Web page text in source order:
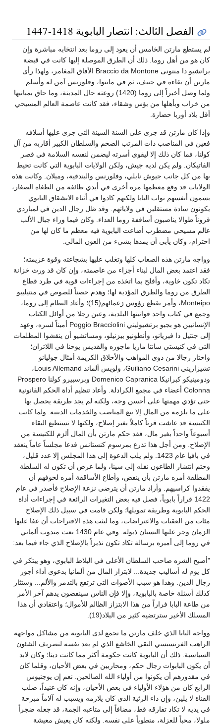
الفصل الثالث: انتصار البابوية 1418-1447
لم يستطع مارتن الخامس أن يعود إلى روما بعد انتخابه مباشرة وإن
كان هو من أهل روما. ذلك أن الطرق الموصلة إليها كانت في قبضة
براتشيو دا منتونى Braccio da Montone الأفاق المغامر، ولهذا رأى
مارتن أن بقاءه في جنيف، ثم في مانتوا، وفلورنس آمن له وأسلم.
ولما وصل أخيراً إلى روما (1420) روعته حال المدينة، وما حاق بمبانيها
من خراب وبأهلها من بؤس وشقاء، فقد كانت عاصمة العالم المسيحي
أقل بلاد أوربا حضارة.
وإذا كان مارتن قد جرى على السنة السيئة التي جرى عليها أسلافه
فعين في المناصب ذات المرتب الضخم والسلطان الكبير أقاربه من آل
كولنا، فما كان ذلك إلا ليقوى أسرته ليضمن لنفسه السلامة في قصر
الفاتيكان. ولم يكن لديه جيش، ولكن الولايات البابوية التي كانت تحيط
بها من كل جانب جيوش نابلي، وفلورنس والبندقية، وميلان. وكانت هذه
الولايات قد وقع معظمها مرة أخرى في أيدي طائفة من الطغاة الصغار،
يسمون أنفسهم نواب البابا ولكنهم كادوا في أثناء الانشقاق البابوي
يكونون سادة مستقلين في ولاياتهم. وقد ظل رجال الدين في لمباردي
قروناً طوالا يناصبون أساقفة روما العداء. وكان فيما وراء جبال الألب
عالم مسيحي مضطرب أضاعت البابوية فيه معظم ما كان لها من
احترام، وكان يأبى أن يمدها بشيء من العون المالي.
وواجه مارتن هذه الصعاب كلها وتغلب عليها بشجاعته وقوة عزيمته؛
فقد اعتمد بعض المال لبناء أجزاء من عاصمته، وإن كان قد ورث خزانة
تكاد تكون خاوية، وأفلح بما اتخذه من إجراءات قوية في طرد قطاع
الطرق من روما والطرق المؤدية لها؛ وهدم حصناً للصوص في منتيليبو
Monteipo، وأمر بقطع رؤوس زعمائهم(15)؛ وأعاد النظام إلى روما،
وجمع في كتاب واحد قوانينها البلدية، وعين رجلا من أوائل الكتاب
الإنسانيين هو بجيو برتشيوليني Poggio Bracciolini أميناً لسره، وعهد
إلى جنتيل دا فبريانو، وأنطونيو بيزنيلو، ومساتشيو أن ينقشوا المظلمات
التي في كنيستي سانتا ماريا ماجوره والقديس يوحنا في اللاتران؛
واختار رجالا من ذوي المواهب والأخلاق الكريمة أمثال جوليانو
تشيزاريني Guiliano Cesarini، ولويس ألماند Louis Allemand،
ودومينيكو كبرانيكا Domenico Capranica وبرسبيرو كولنا Prospero
Colonna أعضاء في مجمع الكرادلة. وأعاد تنظيم أداة الحكم القانونية
حتى تؤدي مهمتها على أحسن وجه، ولكنه لم يجد طريقة يحصل بها
على ما يلزمه من المال إلا بيع المناصب والخدمات الدينية. ولما كانت
الكنيسة قد عاشت قرناً كاملاً بغير إصلاح، ولكنها لا تستطيع البقاء
أسبوعاً واحداً بغير مال، فقد حكم مارتن بأن المال ألزم للكنيسة من
الإصلاح. ومن أجل هذا تذرع بمرسوم كنستانس فدعا مجلساً عاماً ينعقد
في بافيا عام 1423. ولم يلب الدعوة إلى هذا المجلس إلا عدد قليل،
وحتم انتشار الطاعون نقله إلى سينا، ولما عرض أن تكون له السلطة
المطلقة أمره مارتن بأن ينفض، وأطاع الأساقفة أمره لخوفهم أن
يفقدوا كراسيهم. وأراد مارتن أن يترضى نزعة الإصلاح فأصدر في عام
1422 قراراً بابوياً، فصل فيه بعض التغيرات الرائعة في إجراءات أداة
الحكم البابوية وطريقة تمويلها؛ ولكن قامت في سبيل ذلك الإصلاح
مئات من العقبات والاعتراضات، وما لبثت هذه الاقتراحات أن عفا عليها
الزمان وجر عليها النسيان ذيوله. وفي عام 1430 بعث مندوب ألماني
في روما إلى أميره برسالة تكاد تكون نذيراً بالإصلاح الذي جاء فيما بعد:
"أصبح الشره صاحب السلطان الأعلى في البلاط البابوي، وهو يبتكر في
كل يوم له أساليب جديدة... لابتزاز المال من ألمانيا بدعوى أداء أجور
رجال الدين. وهذا هو سبب الأصوات التي ترتفع بالتذمر والألم... وستثار
كذلك أسئلة خاصة بالبابوية، وإلا فإن الناس سينفضون يدهم آخر الأمر
من طاعة البابا فراراً من هذا الابتزاز الظالم للأموال؛ واعتقادي أن هذا
المسلك الأخير سترتضيه كثير من البلاد(19).
وواجه البابا الذي خلف مارتن ما تجمع لدى البابوية من مشاكل مواجهة
الراهب الفرنسيسي التقي الخاشع الذي لم يعد نفسه لتصريف الشئون
السياسية. ذلك أن البابوية كانت حكومة أكثر مما كانت دينا؛ وكان لابد
أن يكون البابوات رجال حكم، ومحاربين في بعض الأحيان، وقلما كان
في مقدورهم أن يكونوا من أولياء الله الصالحين. نعم إن يوجنيوس
الرابع كان من هؤلاء الأولياء في بعض الأحيان، وإنه كان عنيداً، صلب
القناة لا يلين، وإن داء الرثية الذي كان يلازمه ويسبب له آلاماً مبرحة
في يديه لا تكاد تفارقه قط، مضافاً إلى متاعبه الجمة، قد جعله ضجراً
ملولا، محباً للعزلة، منطوياً على نفسه. ولكنه كان يعيش معيشة